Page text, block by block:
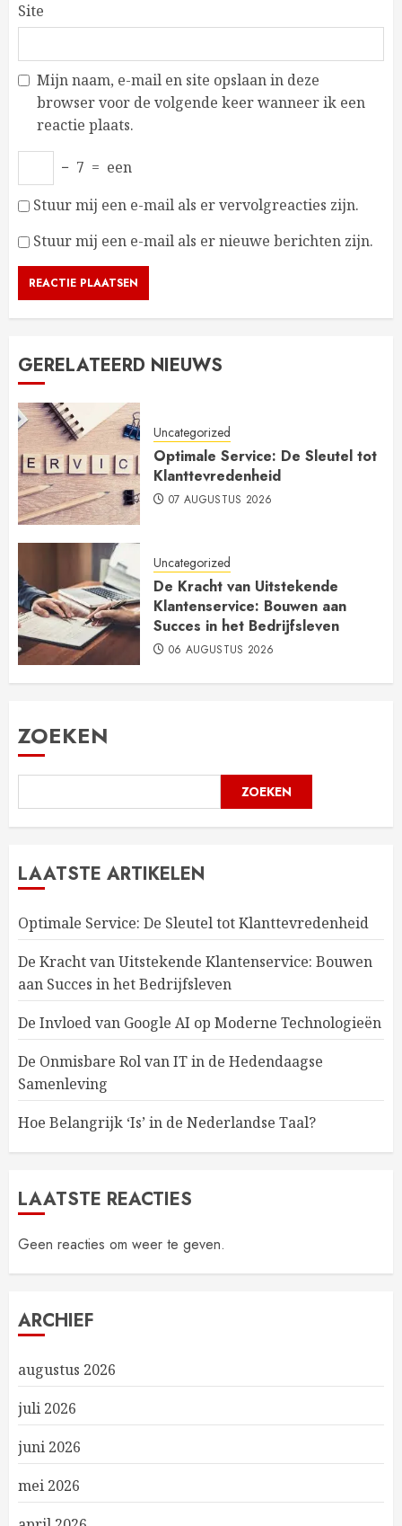
Site
Mijn naam, e-mail en site opslaan in deze
browser voor de volgende keer wanneer ik een
reactie plaats.
− 7 = een
Stuur mij een e-mail als er vervolgreacties zijn.
Stuur mij een e-mail als er nieuwe berichten zijn.
GERELATEERD NIEUWS
Uncategorized
Optimale Service: De Sleutel tot
Klanttevredenheid
07 AUGUSTUS 2026
Uncategorized
De Kracht van Uitstekende
Klantenservice: Bouwen aan
Succes in het Bedrijfsleven
06 AUGUSTUS 2026
ZOEKEN
ZOEKEN
LAATSTE ARTIKELEN
Optimale Service: De Sleutel tot Klanttevredenheid
De Kracht van Uitstekende Klantenservice: Bouwen
aan Succes in het Bedrijfsleven
De Invloed van Google AI op Moderne Technologieën
De Onmisbare Rol van IT in de Hedendaagse
Samenleving
Hoe Belangrijk ‘Is’ in de Nederlandse Taal?
LAATSTE REACTIES
Geen reacties om weer te geven.
ARCHIEF
augustus 2026
juli 2026
juni 2026
mei 2026